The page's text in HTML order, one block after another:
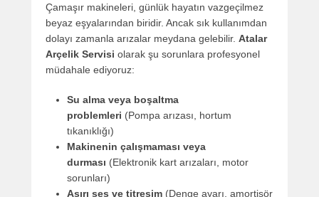
Çamaşır makineleri, günlük hayatın vazgeçilmez
beyaz eşyalarından biridir. Ancak sık kullanımdan
dolayı zamanla arızalar meydana gelebilir. Atalar
Arçelik Servisi olarak şu sorunlara profesyonel
müdahale ediyoruz:
Su alma veya boşaltma
problemleri (Pompa arızası, hortum
tıkanıklığı)
Makinenin çalışmaması veya
durması (Elektronik kart arızaları, motor
sorunları)
Aşırı ses ve titreşim (Denge ayarı, amortisör